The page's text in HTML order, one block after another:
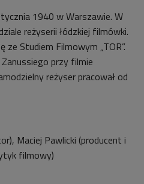
1940 w Warszawie. W
reżyserii łódzkiej filmówki.
ze Studiem Filmowym „TOR”.
przy filmie
reżyser pracował od
Maciej Pawlicki (producent i
filmowy)